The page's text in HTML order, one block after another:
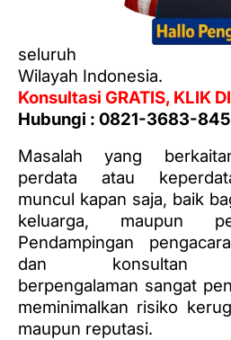
seluruh
Wilayah Indonesia.
Konsultasi GRATIS, KLIK
Hubungi : 0821-3683-
Masalah yang
perdata atau
muncul kapan saja, baik
keluarga, maupun
Pendampingan
dan konsultan
berpengalaman sangat
meminimalkan risiko
maupun reputasi.